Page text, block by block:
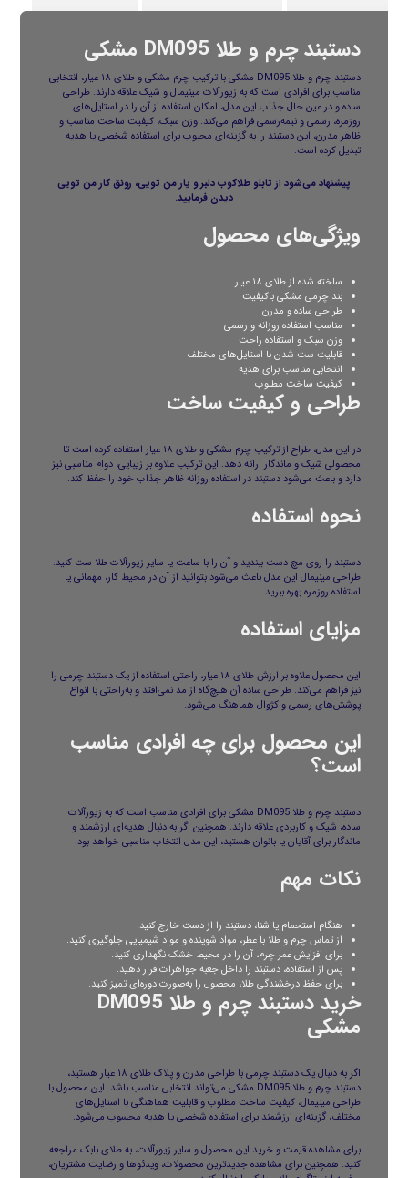
دستبند چرم و طلا DM095 مشکی
دستبند چرم و طلا DM095 مشکی با ترکیب چرم مشکی و طلای ۱۸ عیار، انتخابی
مناسب برای افرادی است که به زیورآلات مینیمال و شیک علاقه دارند. طراحی
ساده و در عین حال جذاب این مدل، امکان استفاده از آن را در استایل‌های
روزمره، رسمی و نیمه‌رسمی فراهم می‌کند. وزن سبک، کیفیت ساخت مناسب و
ظاهر مدرن، این دستبند را به گزینه‌ای محبوب برای استفاده شخصی یا هدیه
تبدیل کرده است.
پیشنهاد می‌شود از تابلو طلاکوب دلبر و یار من تویی، رونق کار من تویی
دیدن فرمایید.
ویژگی‌های محصول
ساخته شده از طلای ۱۸ عیار
بند چرمی مشکی باکیفیت
طراحی ساده و مدرن
مناسب استفاده روزانه و رسمی
وزن سبک و استفاده راحت
قابلیت ست شدن با استایل‌های مختلف
انتخابی مناسب برای هدیه
کیفیت ساخت مطلوب
طراحی و کیفیت ساخت
در این مدل، طراح از ترکیب چرم مشکی و طلای ۱۸ عیار استفاده کرده است تا
محصولی شیک و ماندگار ارائه دهد. این ترکیب علاوه بر زیبایی، دوام مناسبی نیز
دارد و باعث می‌شود دستبند در استفاده روزانه ظاهر جذاب خود را حفظ کند.
نحوه استفاده
دستبند را روی مچ دست ببندید و آن را با ساعت یا سایر زیورآلات طلا ست کنید.
طراحی مینیمال این مدل باعث می‌شود بتوانید از آن در محیط کار، مهمانی یا
استفاده روزمره بهره ببرید.
مزایای استفاده
این محصول علاوه بر ارزش طلای ۱۸ عیار، راحتی استفاده از یک دستبند چرمی را
نیز فراهم می‌کند. طراحی ساده آن هیچ‌گاه از مد نمی‌افتد و به‌راحتی با انواع
پوشش‌های رسمی و کژوال هماهنگ می‌شود.
این محصول برای چه افرادی مناسب
است؟
دستبند چرم و طلا DM095 مشکی برای افرادی مناسب است که به زیورآلات
ساده، شیک و کاربردی علاقه دارند. همچنین اگر به دنبال هدیه‌ای ارزشمند و
ماندگار برای آقایان یا بانوان هستید، این مدل انتخاب مناسبی خواهد بود.
نکات مهم
هنگام استحمام یا شنا، دستبند را از دست خارج کنید.
از تماس چرم و طلا با عطر، مواد شوینده و مواد شیمیایی جلوگیری کنید.
برای افزایش عمر چرم، آن را در محیط خشک نگهداری کنید.
پس از استفاده، دستبند را داخل جعبه جواهرات قرار دهید.
برای حفظ درخشندگی طلا، محصول را به‌صورت دوره‌ای تمیز کنید.
خرید دستبند چرم و طلا DM095
مشکی
اگر به دنبال یک دستبند چرمی با طراحی مدرن و پلاک طلای ۱۸ عیار هستید،
دستبند چرم و طلا DM095 مشکی می‌تواند انتخابی مناسب باشد. این محصول با
طراحی مینیمال، کیفیت ساخت مطلوب و قابلیت هماهنگی با استایل‌های
مختلف، گزینه‌ای ارزشمند برای استفاده شخصی یا هدیه محسوب می‌شود.
برای مشاهده قیمت و خرید این محصول و سایر زیورآلات، بهطلای بابک مراجعه
کنید. همچنین برای مشاهده جدیدترین محصولات، ویدئوها و رضایت مشتریان،